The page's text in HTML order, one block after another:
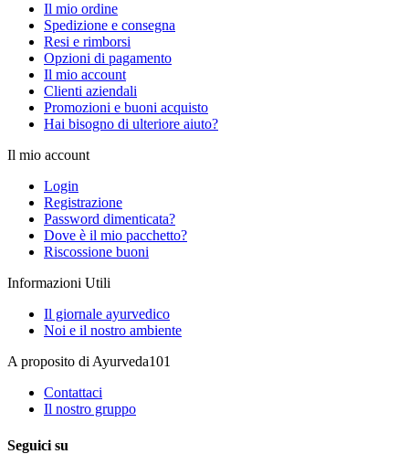
Il mio ordine
Spedizione e consegna
Resi e rimborsi
Opzioni di pagamento
Il mio account
Clienti aziendali
Promozioni e buoni acquisto
Hai bisogno di ulteriore aiuto?
Il mio account
Login
Registrazione
Password dimenticata?
Dove è il mio pacchetto?
Riscossione buoni
Informazioni Utili
Il giornale ayurvedico
Noi e il nostro ambiente
A proposito di Ayurveda101
Contattaci
Il nostro gruppo
Seguici su